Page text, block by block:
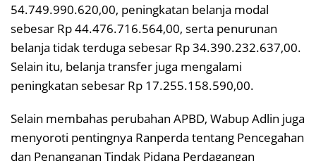
54.749.990.620,00, peningkatan belanja modal
sebesar Rp 44.476.716.564,00, serta penurunan
belanja tidak terduga sebesar Rp 34.390.232.637,00.
Selain itu, belanja transfer juga mengalami
peningkatan sebesar Rp 17.255.158.590,00.
Selain membahas perubahan APBD, Wabup Adlin juga
menyoroti pentingnya Ranperda tentang Pencegahan
dan Penanganan Tindak Pidana Perdagangan